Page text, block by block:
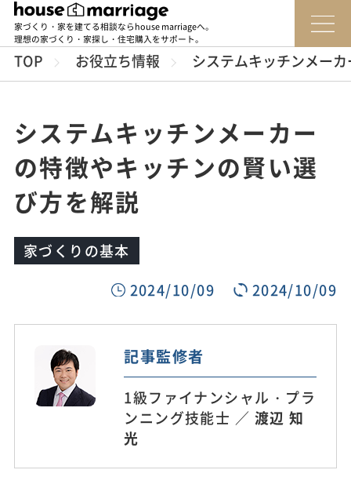
家づくり・家を建てる相談ならhouse marriageへ。
理想の家づくり・家探し・住宅購入をサポート。
TOP お役立ち情報 システムキッチンメー
システムキッチンメーカー
の特徴やキッチンの賢い選
び方を解説
家づくりの基本
2024/10/09
2024/10/09
記事監修者
1級ファイナンシャル・プラ
ンニング技能士 ／ 渡辺 知
光